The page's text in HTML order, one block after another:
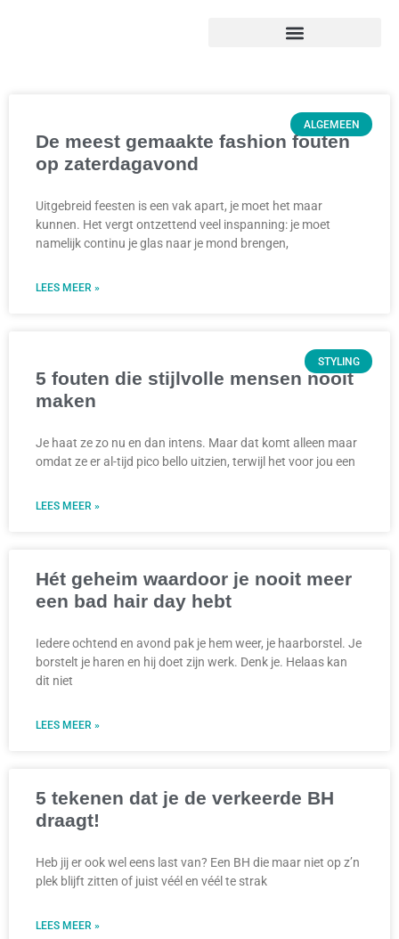
ALGEMEEN
De meest gemaakte fashion fouten
op zaterdagavond
Uitgebreid feesten is een vak apart, je moet het maar
kunnen. Het vergt ontzettend veel inspanning: je moet
namelijk continu je glas naar je mond brengen,
LEES MEER »
STYLING
5 fouten die stijlvolle mensen nooit
maken
Je haat ze zo nu en dan intens. Maar dat komt alleen maar
omdat ze er al-tijd pico bello uitzien, terwijl het voor jou een
LEES MEER »
Hét geheim waardoor je nooit meer
een bad hair day hebt
Iedere ochtend en avond pak je hem weer, je haarborstel. Je
borstelt je haren en hij doet zijn werk. Denk je. Helaas kan
dit niet
LEES MEER »
5 tekenen dat je de verkeerde BH
draagt!
Heb jij er ook wel eens last van? Een BH die maar niet op z’n
plek blijft zitten of juist véél en véél te strak
LEES MEER »